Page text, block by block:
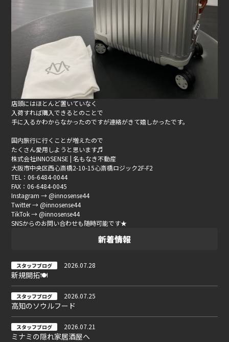
店頭にはほとんど置いていなく
入荷すれば購入できるとのことで
手に入るかわからなかったのですが連絡がきて嬉しかったです。
国内旅行に行くことが増えたので
たくさん愛用しようと思います♬
株式会社INNOSENSE | 名もなき不動産
大阪市中央区西心斎橋2-10-15心斎橋ロジック2F-F2
TEL：06-6484-0044
FAX：06-6484-0045
Instagram → @innosense44
Twitter → @innosense44
TikTok → @innosense44
SNSからのお問い合わせも随時可能です★
新着情報
スタッフブログ 2026.07.28
新規開拓🍽
スタッフブログ 2026.07.25
高知のソウルフード
スタッフブログ 2026.07.21
ミナミの隠れ家居酒屋へ